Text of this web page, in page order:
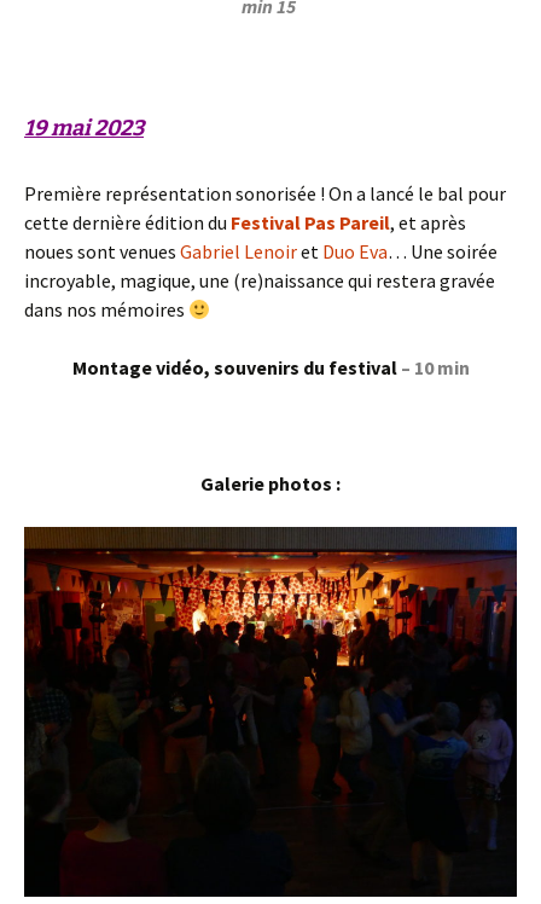
min 15
19 mai 2023
Première représentation sonorisée ! On a lancé le bal pour
cette dernière édition du Festival Pas Pareil, et après
noues sont venues Gabriel Lenoiret Duo Eva… Une soirée
incroyable, magique, une (re)naissance qui restera gravée
dans nos mémoires
Montage vidéo, souvenirs du festival – 10 min
Galerie photos :